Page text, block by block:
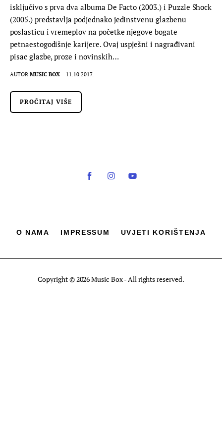
isključivo s prva dva albuma De Facto (2003.) i Puzzle Shock
(2005.) predstavlja podjednako jedinstvenu glazbenu
poslasticu i vremeplov na početke njegove bogate
petnaestogodišnje karijere. Ovaj uspješni i nagrađivani
pisac glazbe, proze i novinskih…
AUTOR MUSIC BOX 11.10.2017.
PROČITAJ VIŠE
O NAMA IMPRESSUM UVJETI KORIŠTENJA
Copyright © 2026 Music Box - All rights reserved.